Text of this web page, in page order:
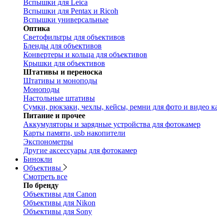
Вспышки для Leica
Вспышки для Pentax и Ricoh
Вспышки универсальные
Оптика
Светофильтры для объективов
Бленды для объективов
Конвертеры и кольца для объективов
Крышки для объективов
Штативы и переноска
Штативы и моноподы
Моноподы
Настольные штативы
Сумки, рюкзаки, чехлы, кейсы, ремни для фото и видео
Питание и прочее
Аккумуляторы и зарядные устройства для фотокамер
Карты памяти, usb накопители
Экспонометры
Другие аксессуары для фотокамер
Бинокли
Объективы
Смотреть все
По бренду
Объективы для Canon
Объективы для Nikon
Объективы для Sony